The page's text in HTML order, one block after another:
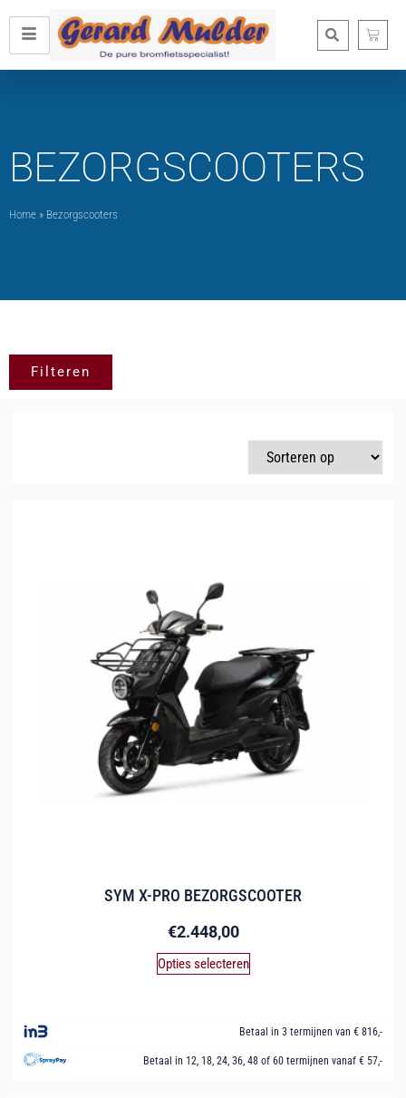
BEZORGSCOOTERS
Home » Bezorgscooters
Filteren
SYM X-PRO BEZORGSCOOTER
€2.448,00
Opties selecteren
Betaal in 3 termijnen van € 816,-
Betaal in 12, 18, 24, 36, 48 of 60 termijnen vanaf € 57,-